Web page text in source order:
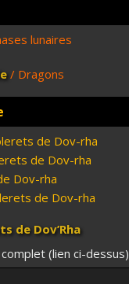
lunaires
/ Dragons
de Dov-rha
de Dov-rha
Dov-rha
de Dov-rha
de Dov’Rha
(lien ci-dessus)